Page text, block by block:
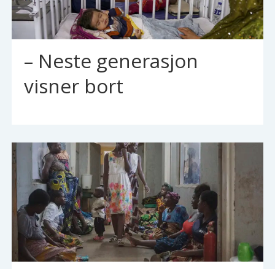
– Neste generasjon
visner bort